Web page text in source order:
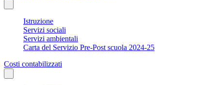
Istruzione
Servizi sociali
Servizi ambientali
Carta del Servizio Pre-Post scuola 2024-25
Costi contabilizzati